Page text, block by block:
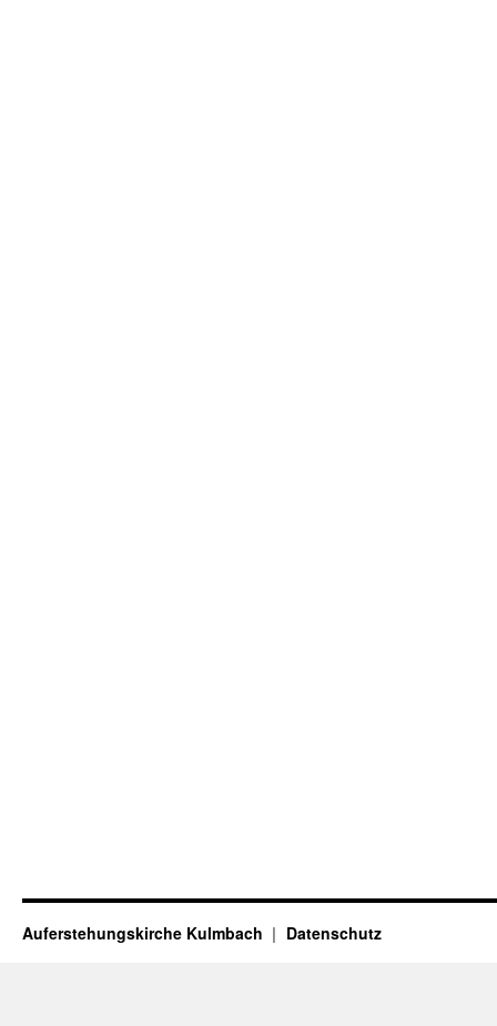
Auferstehungskirche Kulmbach Datenschutz